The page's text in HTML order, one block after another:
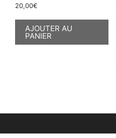
20,00€
AJOUTER AU
PANIER